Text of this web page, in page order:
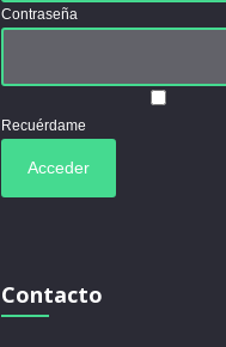
Contraseña
Recuérdame
Contacto